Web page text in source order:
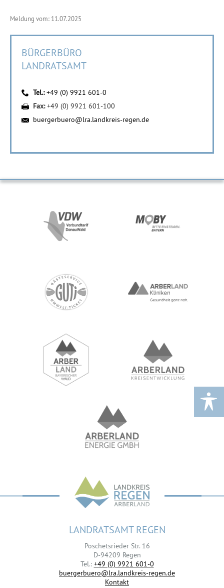
Meldung vom: 11.07.2025
BÜRGERBÜRO
LANDRATSAMT
Tel.:+49 (0) 9921 601-0
Fax:+49 (0) 9921 601-100
buergerbuero@lra.landkreis-regen.de
LANDRATSAMT REGEN
Poschetsrieder Str. 16
D-94209 Regen
Tel.: +49 (0) 9921 601-0
buergerbuero@lra.landkreis-regen.de
Kontakt